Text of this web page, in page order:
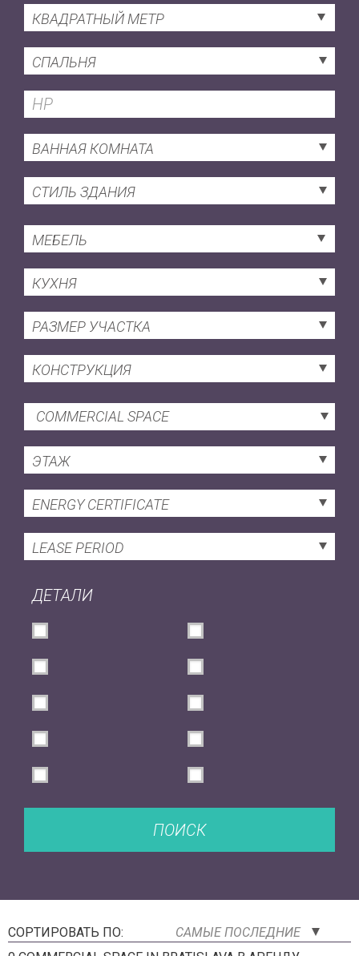
КВАДРАТНЫЙ МЕТР
СПАЛЬНЯ
ВАННАЯ КОМНАТА
СТИЛЬ ЗДАНИЯ
МЕБЕЛЬ
КУХНЯ
РАЗМЕР УЧАСТКА
КОНСТРУКЦИЯ
COMMERCIAL SPACE
ЭТАЖ
ENERGY CERTIFICATE
LEASE PERIOD
ДЕТАЛИ
ПОИСК
СОРТИРОВАТЬ ПО:
САМЫЕ ПОСЛЕДНИЕ